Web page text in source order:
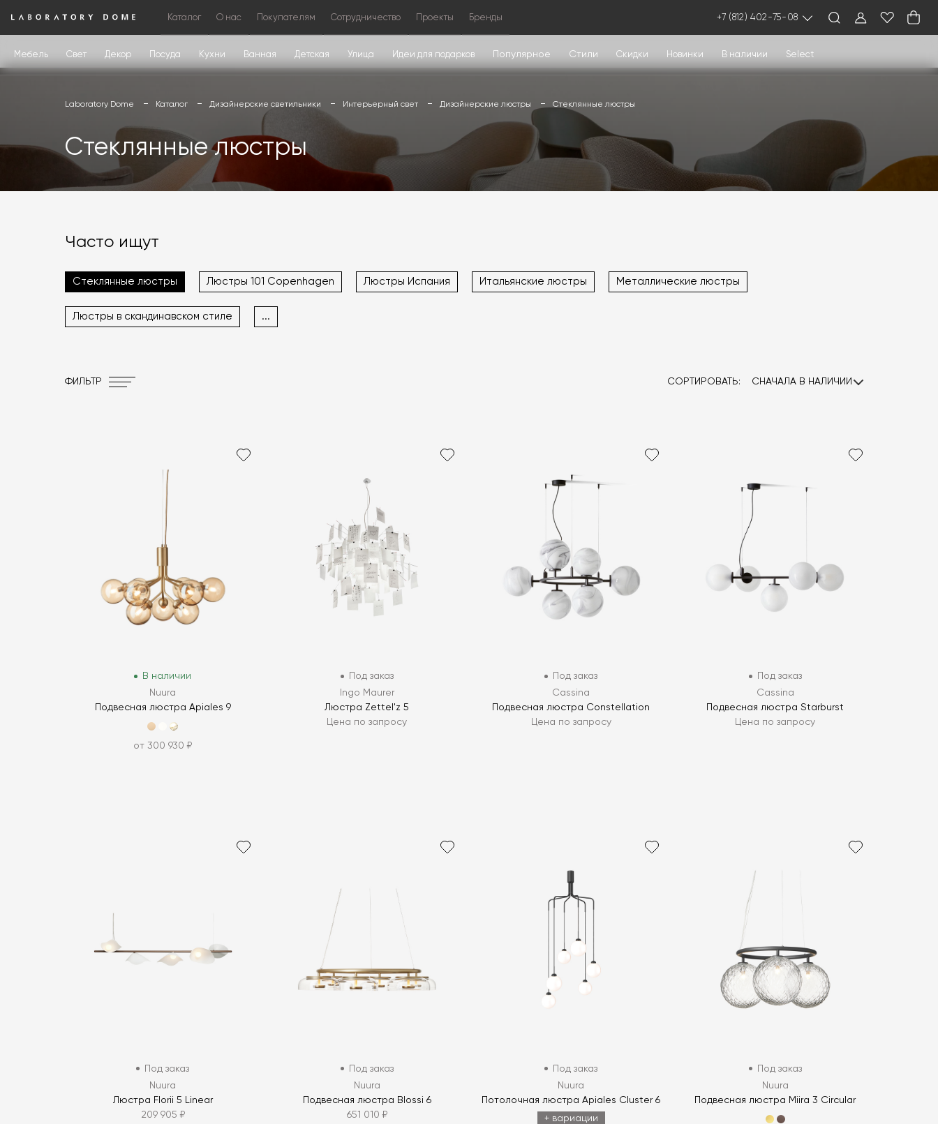
Каталог О нас Покупателям Сотрудничество Проекты Бренды +7 (812) 402-75-08
Мебель Свет Декор Посуда Кухни Ванная Детская Улица Идеи для подарков Популярное Стили Скидки Новинки В наличии Select
Laboratory Dome Каталог Дизайнерские светильники Интерьерный свет Дизайнерские люстры Стеклянные люстры
Стеклянные люстры
Часто ищут
Люстры 101 Copenhagen Люстры Испания Итальянские люстры Металлические люстры
Стеклянные люстры
Люстры в скандинавском стиле ...
ФИЛЬТР СОРТИРОВАТЬ: СНАЧАЛА В НАЛИЧИИ
В наличии
Nuura
Подвесная люстра Apiales 9
от 300 930 ₽
Под заказ
Ingo Maurer
Люстра Zettel'z 5
Цена по запросу
Под заказ
Cassina
Подвесная люстра Constellation
Цена по запросу
Под заказ
Cassina
Подвесная люстра Starburst
Цена по запросу
Под заказ
Nuura
Люстра Florii 5 Linear
209 905 ₽
Под заказ
Nuura
Подвесная люстра Blossi 6
651 010 ₽
Под заказ
Nuura
Потолочная люстра Apiales Cluster 6
+ вариации
Под заказ
Nuura
Подвесная люстра Miira 3 Circular